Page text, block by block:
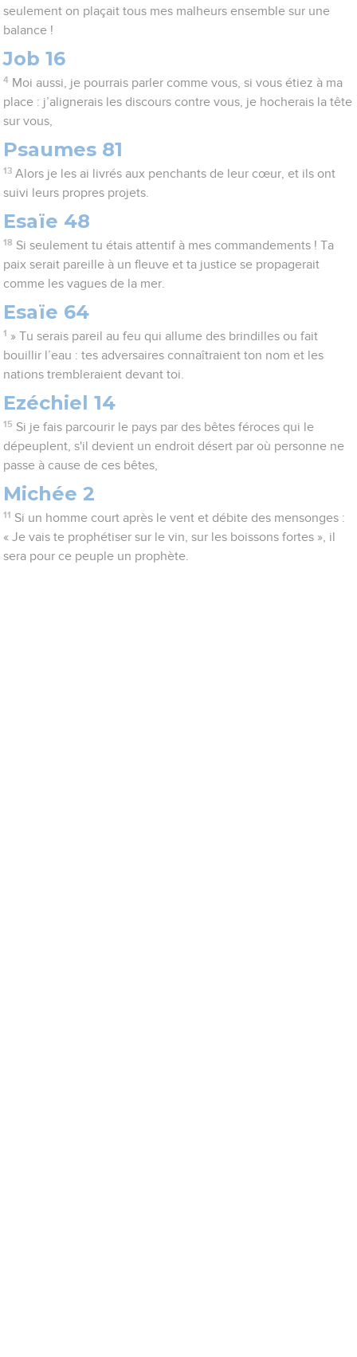
seulement on plaçait tous mes malheurs ensemble sur une
balance !
Job 16
4 Moi aussi, je pourrais parler comme vous, si vous étiez à ma
place : j’alignerais les discours contre vous, je hocherais la tête
sur vous,
Psaumes 81
13 Alors je les ai livrés aux penchants de leur cœur, et ils ont
suivi leurs propres projets.
Esaïe 48
18 Si seulement tu étais attentif à mes commandements ! Ta
paix serait pareille à un fleuve et ta justice se propagerait
comme les vagues de la mer.
Esaïe 64
1 » Tu serais pareil au feu qui allume des brindilles ou fait
bouillir l’eau : tes adversaires connaîtraient ton nom et les
nations trembleraient devant toi.
Ezéchiel 14
15 Si je fais parcourir le pays par des bêtes féroces qui le
dépeuplent, s'il devient un endroit désert par où personne ne
passe à cause de ces bêtes,
Michée 2
11 Si un homme court après le vent et débite des mensonges :
« Je vais te prophétiser sur le vin, sur les boissons fortes », il
sera pour ce peuple un prophète.